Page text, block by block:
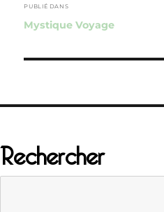
de
l’article
PUBLIÉ DANS
Mystique Voyage
Rechercher